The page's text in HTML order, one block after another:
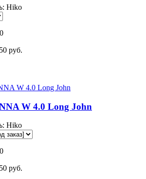
Hiko
руб.
W 4.0 Long John
Hiko
руб.